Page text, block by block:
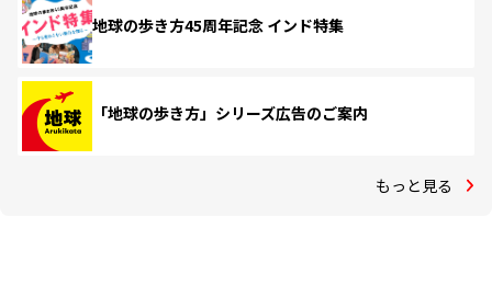
地球の歩き方45周年記念 インド特集
「地球の歩き方」シリーズ広告のご案内
もっと見る